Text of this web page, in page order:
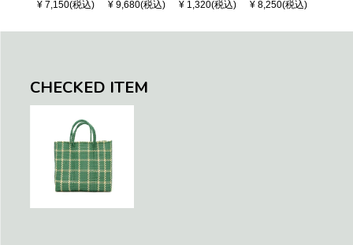
S CHECK - Bl
¥ 7,150(税込)
LONG HANDL
¥ 9,680(税込)
¥ 1,320(税込)
OSAIC - Copp
¥ 8,250(税込)
CHECKED ITEM